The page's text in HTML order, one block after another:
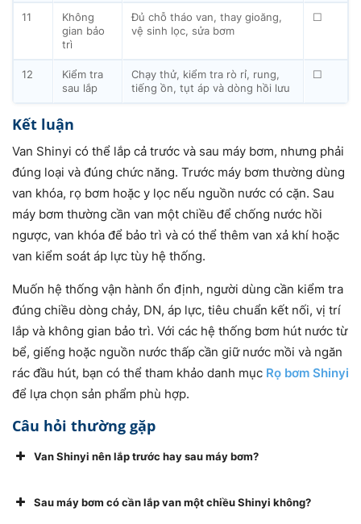
11
Không
gian bảo
trì
Đủ chỗ tháo van, thay gioăng,
vệ sinh lọc, sửa bơm
☐
12
Kiểm tra
sau lắp
Chạy thử, kiểm tra rò rỉ, rung,
tiếng ồn, tụt áp và dòng hồi lưu
☐
Kết luận
Van Shinyi có thể lắp cả trước và sau máy bơm, nhưng phải
đúng loại và đúng chức năng. Trước máy bơm thường dùng
van khóa, rọ bơm hoặc y lọc nếu nguồn nước có cặn. Sau
máy bơm thường cần van một chiều để chống nước hồi
ngược, van khóa để bảo trì và có thể thêm van xả khí hoặc
van kiểm soát áp lực tùy hệ thống.
Muốn hệ thống vận hành ổn định, người dùng cần kiểm tra
đúng chiều dòng chảy, DN, áp lực, tiêu chuẩn kết nối, vị trí
lắp và không gian bảo trì. Với các hệ thống bơm hút nước từ
bể, giếng hoặc nguồn nước thấp cần giữ nước mồi và ngăn
rác đầu hút, bạn có thể tham khảo danh mục Rọ bơm Shinyi
để lựa chọn sản phẩm phù hợp.
Câu hỏi thường gặp
Van Shinyi nên lắp trước hay sau máy bơm?
Sau máy bơm có cần lắp van một chiều Shinyi không?